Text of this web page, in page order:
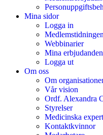
Mina sidor
Logga in
Medlemstidningen
Webbinarier
Mina erbjudanden
Logga ut
Om oss
Om
Vår vision
Ordf. Alexandra
Styrelser
Medicinska
Kontaktkvinnor